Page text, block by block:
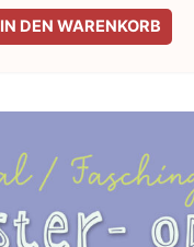
IN DEN WARENKORB